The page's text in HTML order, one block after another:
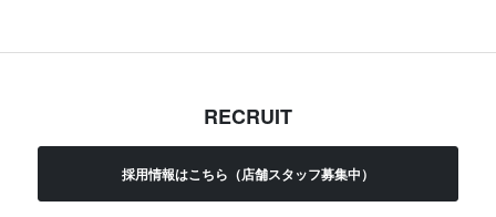
RECRUIT
採用情報はこちら（店舗スタッフ募集中）